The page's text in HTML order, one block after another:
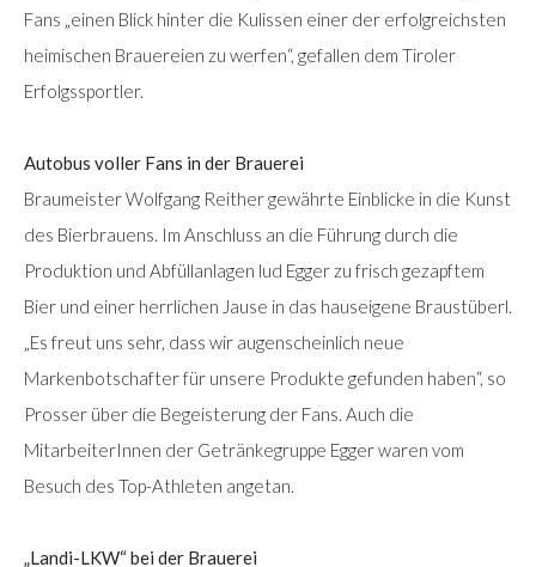
Fans „einen Blick hinter die Kulissen einer der erfolgreichsten
heimischen Brauereien zu werfen“, gefallen dem Tiroler
Erfolgssportler.
Autobus voller Fans in der Brauerei
Braumeister Wolfgang Reither gewährte Einblicke in die Kunst
des Bierbrauens. Im Anschluss an die Führung durch die
Produktion und Abfüllanlagen lud Egger zu frisch gezapftem
Bier und einer herrlichen Jause in das hauseigene Braustüberl.
„Es freut uns sehr, dass wir augenscheinlich neue
Markenbotschafter für unsere Produkte gefunden haben“, so
Prosser über die Begeisterung der Fans. Auch die
MitarbeiterInnen der Getränkegruppe Egger waren vom
Besuch des Top-Athleten angetan.
„Landi-LKW“ bei der Brauerei